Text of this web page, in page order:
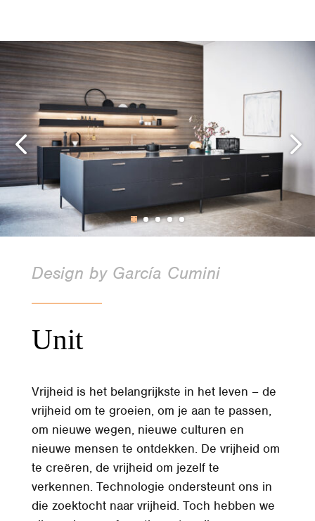
Design by García Cumini
Unit
Vrijheid is het belangrijkste in het leven – de
vrijheid om te groeien, om je aan te passen,
om nieuwe wegen, nieuwe culturen en
nieuwe mensen te ontdekken. De vrijheid om
te creëren, de vrijheid om jezelf te
verkennen. Technologie ondersteunt ons in
die zoektocht naar vrijheid. Toch hebben we